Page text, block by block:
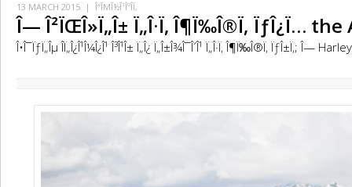
13 MARCH 2015 | Î“ÎΜÎ½Î¹ÎºÎ­Ï‚
Î— Î²ÏŒÎ»Ï„Î± Ï„Î·Ï‚ Î¶Ï‰Î®Ï‚ ÏƒÎ¿Ï… the
Î•Î¯ÏƒÏ„Îµ Î­Ï„Î¿Î¹Î¼Î¿Î¹ Î³Î¹Î± Ï„Î¿ Ï„Î±Î¾Î¯Î´Î¹ Ï„Î·Ï‚ Î¶Ï‰Î®Ï‚ ÏƒÎ±Ï‚; Î—